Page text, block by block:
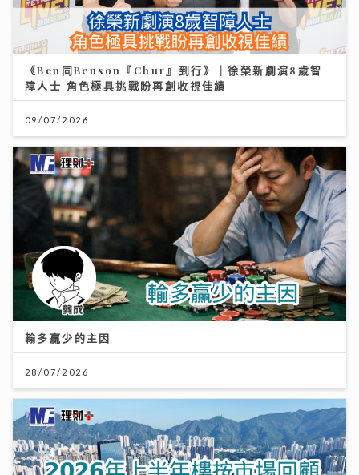
《Ben同Benson『Chur』到行》｜徐榮新劇演8歲智
障人士 角色極具挑戰盼再創收視佳績
09/07/2026
輸多贏少的主因
28/07/2026